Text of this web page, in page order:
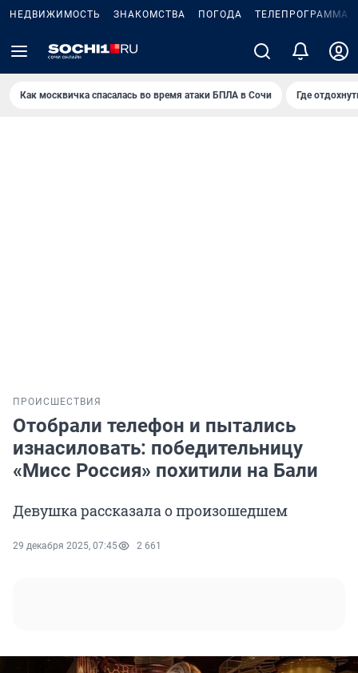
НЕДВИЖИМОСТЬ ЗНАКОМСТВА ПОГОДА ТЕЛЕПРОГРАММА
Как москвичка спасалась во время атаки БПЛА в Сочи Где
ПРОИСШЕСТВИЯ
Отобрали телефон и пытались
изнасиловать: победительницу
«Мисс Россия» похитили на Бали
Девушка рассказала о произошедшем
29 декабря 2025, 07:45 2 661